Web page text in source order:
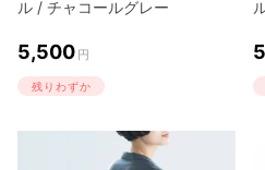
ル / チャコールグレー
5,500 円
残りわずか